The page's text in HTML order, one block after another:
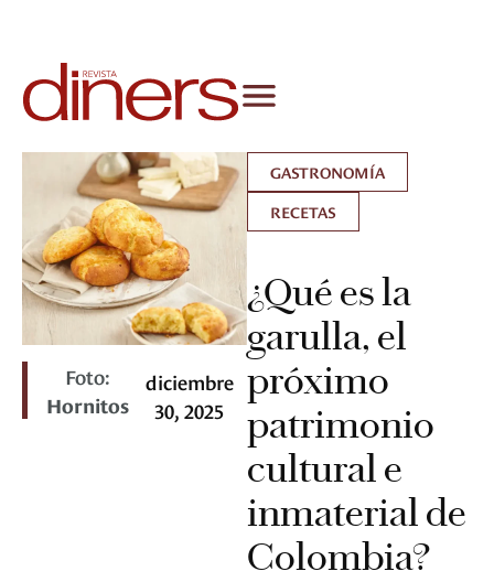
Foto:
Hornitos
diciembre
30, 2025
GASTRONOMÍA
RECETAS
¿Qué es la
garulla, el
próximo
patrimonio
cultural e
inmaterial de
Colombia?